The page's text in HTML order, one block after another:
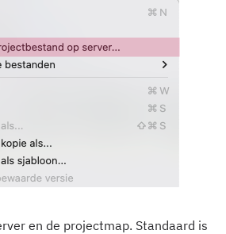
en de projectmap. Standaard is